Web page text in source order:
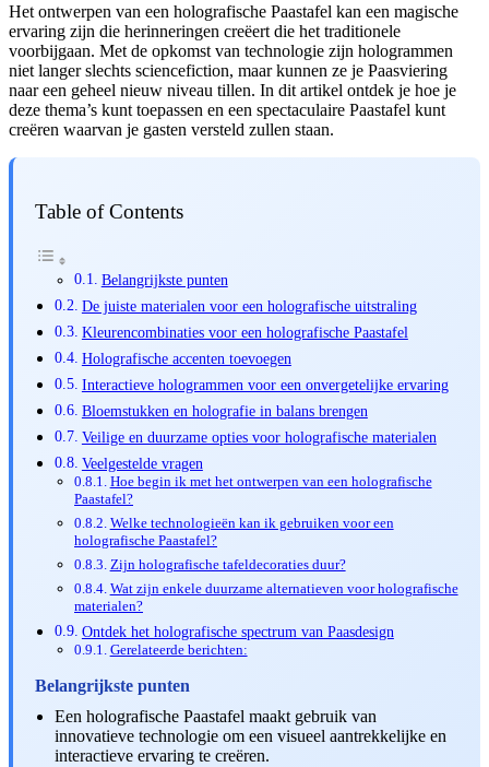
Het ontwerpen van een holografische Paastafel kan een magische
ervaring zijn die herinneringen creëert die het traditionele
voorbijgaan. Met de opkomst van technologie zijn hologrammen
niet langer slechts sciencefiction, maar kunnen ze je Paasviering
naar een geheel nieuw niveau tillen. In dit artikel ontdek je hoe je
deze thema’s kunt toepassen en een spectaculaire Paastafel kunt
creëren waarvan je gasten versteld zullen staan.
Table of Contents
Belangrijkste punten
De juiste materialen voor een holografische uitstraling
Kleurencombinaties voor een holografische Paastafel
Holografische accenten toevoegen
Interactieve hologrammen voor een onvergetelijke ervaring
Bloemstukken en holografie in balans brengen
Veilige en duurzame opties voor holografische materialen
Veelgestelde vragen
Hoe begin ik met het ontwerpen van een holografische
Paastafel?
Welke technologieën kan ik gebruiken voor een
holografische Paastafel?
Zijn holografische tafeldecoraties duur?
Wat zijn enkele duurzame alternatieven voor holografische
materialen?
Ontdek het holografische spectrum van Paasdesign
Gerelateerde berichten:
Belangrijkste punten
Een holografische Paastafel maakt gebruik van
innovatieve technologie om een visueel aantrekkelijke en
interactieve ervaring te creëren.